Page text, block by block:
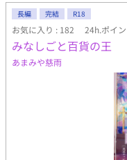
長編 完結 R18
お気に入り : 182 24h.ポイ
みなしごと百貨の王
あまみや慈雨